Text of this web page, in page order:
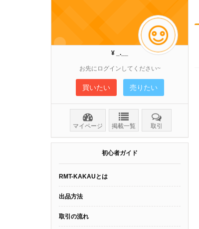
¥ _.__
お先にログインしてください~
買いたい 売りたい
マイページ 掲載一覧 取引
初心者ガイド
RMT-KAKAUとは
出品方法
取引の流れ